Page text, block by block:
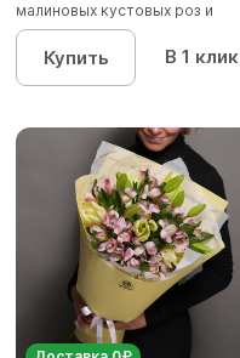
малиновых кустовых роз и
альстроме...
Купить В 1 клик